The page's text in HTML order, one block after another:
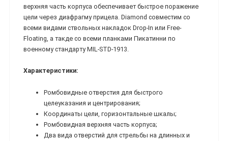
верхняя часть корпуса обеспечивает быстрое поражение
цели через диафрагму прицела. Diamond совместим со
всеми видами ствольных накладок Drop-In или Free-
Floating, а такде со всеми планками Пикатинни по
военному стандарту MIL-STD-1913.
Характеристики:
Ромбовидные отверстия для быстрого
целеуказания и центрирования;
Координаты цели, горизонтальные шкалы;
Ромбовидная верхняя часть корпуса;
Два вида отверстий для стрельбы на длинных и